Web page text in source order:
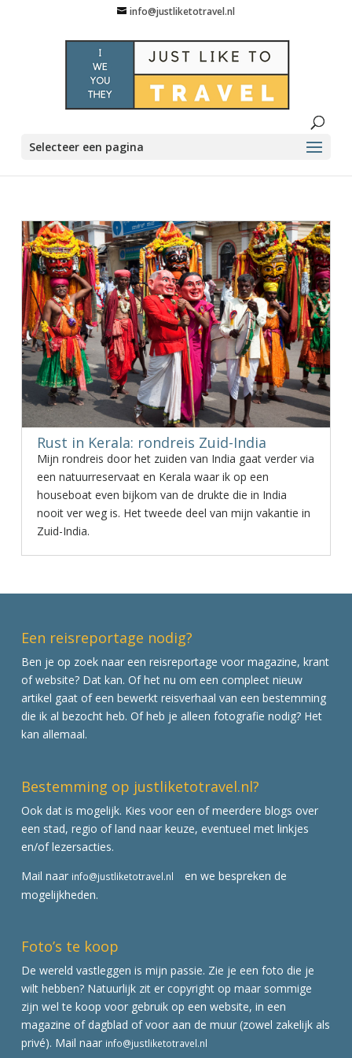
info@justliketotravel.nl
Selecteer een pagina
Rust in Kerala: rondreis Zuid-India
Mijn rondreis door het zuiden van India gaat verder via
een natuurreservaat en Kerala waar ik op een
houseboat even bijkom van de drukte die in India
nooit ver weg is. Het tweede deel van mijn vakantie in
Zuid-India.
Een reisreportage nodig?
Ben je op zoek naar een reisreportage voor magazine, krant
of website? Dat kan. Of het nu om een compleet nieuw
artikel gaat of een bewerkt reisverhaal van een bestemming
die ik al bezocht heb. Of heb je alleen fotografie nodig? Het
kan allemaal.
Bestemming op justliketotravel.nl?
Ook dat is mogelijk. Kies voor een of meerdere blogs over
een stad, regio of land naar keuze, eventueel met linkjes
en/of lezersacties.
Mail naar info@justliketotravel.nl
en we bespreken de
mogelijkheden.
Foto’s te koop
De wereld vastleggen is mijn passie. Zie je een foto die je
wilt hebben? Natuurlijk zit er copyright op maar sommige
zijn wel te koop voor gebruik op een website, in een
magazine of dagblad of voor aan de muur (zowel zakelijk als
privé). Mail naar info@justliketotravel.nl